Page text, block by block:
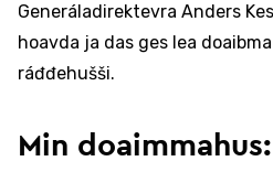
Generáladirektevra Anders
hoavda ja das ges lea
ráđđehušši.
Min doaimmahus: